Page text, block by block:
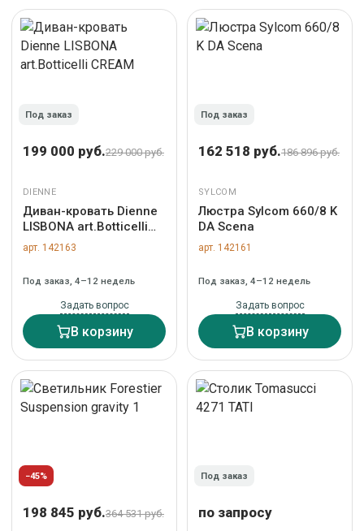
Под заказ
199 000 руб.229 000 руб.
DIENNE
Диван-кровать Dienne
LISBONA art.Botticelli
CREAM
арт. 142163
Под заказ, 4–12 недель
Задать вопрос
В корзину
Под заказ
162 518 руб.186 896 руб.
SYLCOM
Люстра Sylcom 660/8 K
DA Scena
арт. 142161
Под заказ, 4–12 недель
Задать вопрос
В корзину
−45%
198 845 руб.364 531 руб.
Под заказ
по запросу